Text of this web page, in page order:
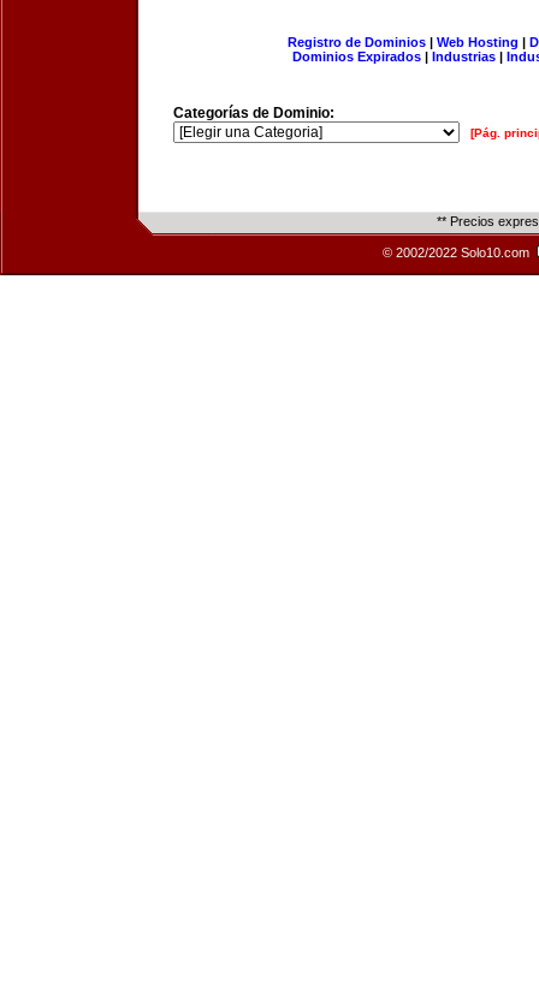
Registro de Dominios| Web Hosting |
Dominios Expirados | Industrias |
Categorías de Dominio:
[Pág.
** Precios
© 2002/2022 Solo10.com